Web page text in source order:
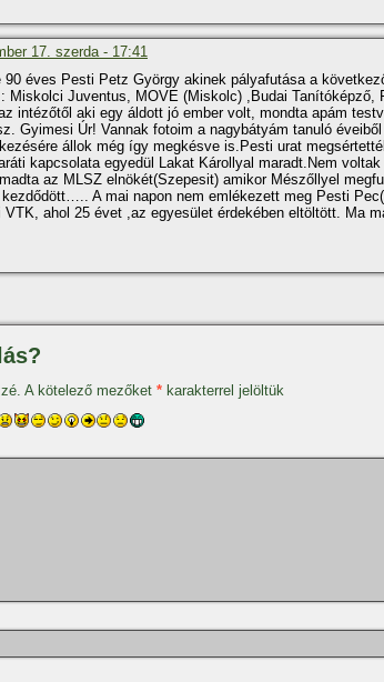
17. szerda - 17:41
90 éves Pesti Petz György akinek pályafutása a
Miskolci Juventus, MOVE (Miskolc) ,Budai Taní­tóképző,
intézőtől aki egy áldott jó ember volt, mondta apám
Gyimesi Úr! Vannak fotoim a nagybátyám tanuló éveiből
állok még í­gy megkésve is.Pesti urat
kapcsolata egyedül Lakat Károllyal maradt.Nem
az MLSZ elnökét(Szepesit) amikor Mészőllyel
A mai napon nem emlékezett meg Pesti
VTK, ahol 25 évet ,az egyesület érdekében eltöltött. Ma
A kötelező mezőket * karakterrel jelöltük